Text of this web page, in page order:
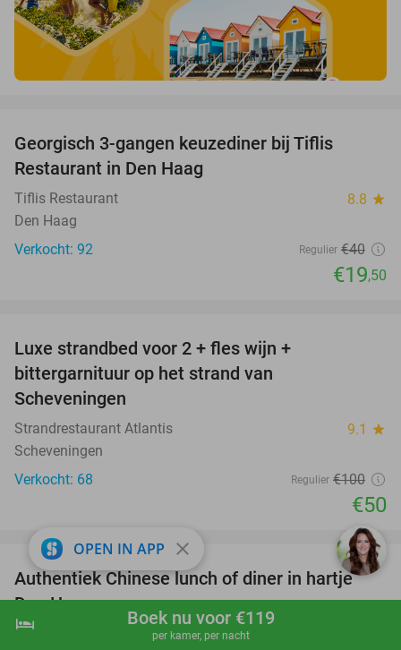
shopping_cart Boek nu
hotel Boek nu voor €119
per kamer, per nacht
Georgisch 3-gangen keuzediner bij Tiflis
Restaurant in Den Haag
Tiflis Restaurant 8.8 star
Den Haag
Verkocht: 92
Regulier €40
€19,50
Luxe strandbed voor 2 + fles wijn +
bittergarnituur op het strand van
Scheveningen
Strandrestaurant Atlantis 9.1 star
Scheveningen
Verkocht: 68
Regulier €100
€50
49%
favorite_border
Authentiek Chinese lunch of diner in hartje
Den Haag
Shi Kitchen Restaurant
OPEN IN APP close